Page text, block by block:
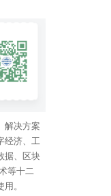
解决方案
经济、工
据、区块
等十二
。